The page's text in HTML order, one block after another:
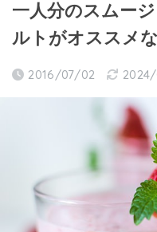
一人分のスムー
ルトがオススメ
2016/07/02